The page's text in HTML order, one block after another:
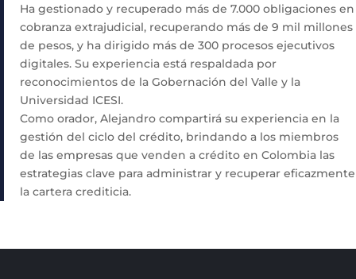
Ha gestionado y recuperado más de 7.000 obligaciones en
cobranza extrajudicial, recuperando más de 9 mil millones
de pesos, y ha dirigido más de 300 procesos ejecutivos
digitales. Su experiencia está respaldada por
reconocimientos de la Gobernación del Valle y la
Universidad ICESI.
Como orador, Alejandro compartirá su experiencia en la
gestión del ciclo del crédito, brindando a los miembros
de las empresas que venden a crédito en Colombia las
estrategias clave para administrar y recuperar eficazmente
la cartera crediticia.